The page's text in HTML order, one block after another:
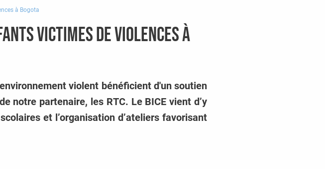
à Bogota
victimes de violences à
violent bénéficient d'un soutien
notre partenaire, les RTC. Le BICE vient d’y
et l’organisation d’ateliers favorisant